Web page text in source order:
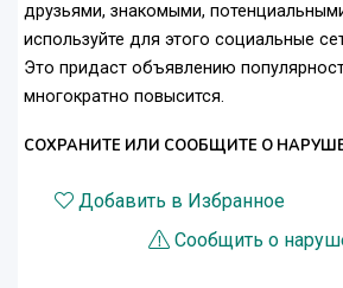
друзьями, знакомыми,
используйте для этого социальные
Это придаст объявлению
многократно повысится.
СОХРАНИТЕ ИЛИ СООБЩИТЕ О
Добавить в Избранное
Сообщить о